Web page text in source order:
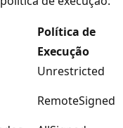
Política de
Execução
Unrestricted
RemoteSigned